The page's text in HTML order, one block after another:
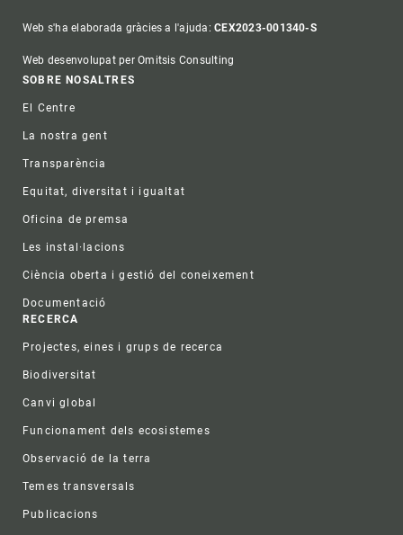
Web s'ha elaborada gràcies a l'ajuda:CEX2023-001340-S
Web desenvolupat per Omitsis Consulting
Footer
SOBRE NOSALTRES
El Centre
La nostra gent
Transparència
Equitat, diversitat i igualtat
Oficina de premsa
Les instal·lacions
Ciència oberta i gestió del coneixement
Documentació
RECERCA
Projectes, eines i grups de recerca
Biodiversitat
Canvi global
Funcionament dels ecosistemes
Observació de la terra
Temes transversals
Publicacions